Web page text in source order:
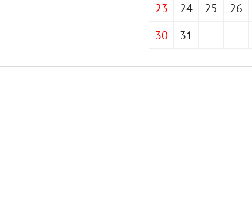
23
24 25 26
30
31